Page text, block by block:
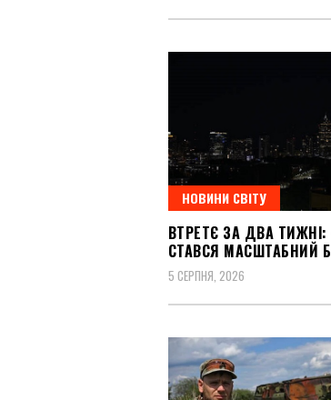
НОВИНИ СВІТУ
ВТРЕТЄ ЗА ДВА ТИЖНІ:
СТАВСЯ МАСШТАБНИЙ
5 СЕРПНЯ, 2026